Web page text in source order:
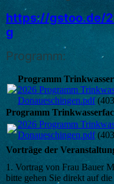
https://gstoo.de/
g
Programm:
Programm
2026 Programm
Donaueschingen.pdf
Programm
2026 Programm
Donaueschingen.pdf
Vorträge der
1. Vortrag von Frau Bauer
bitte gehen Sie direkt auf